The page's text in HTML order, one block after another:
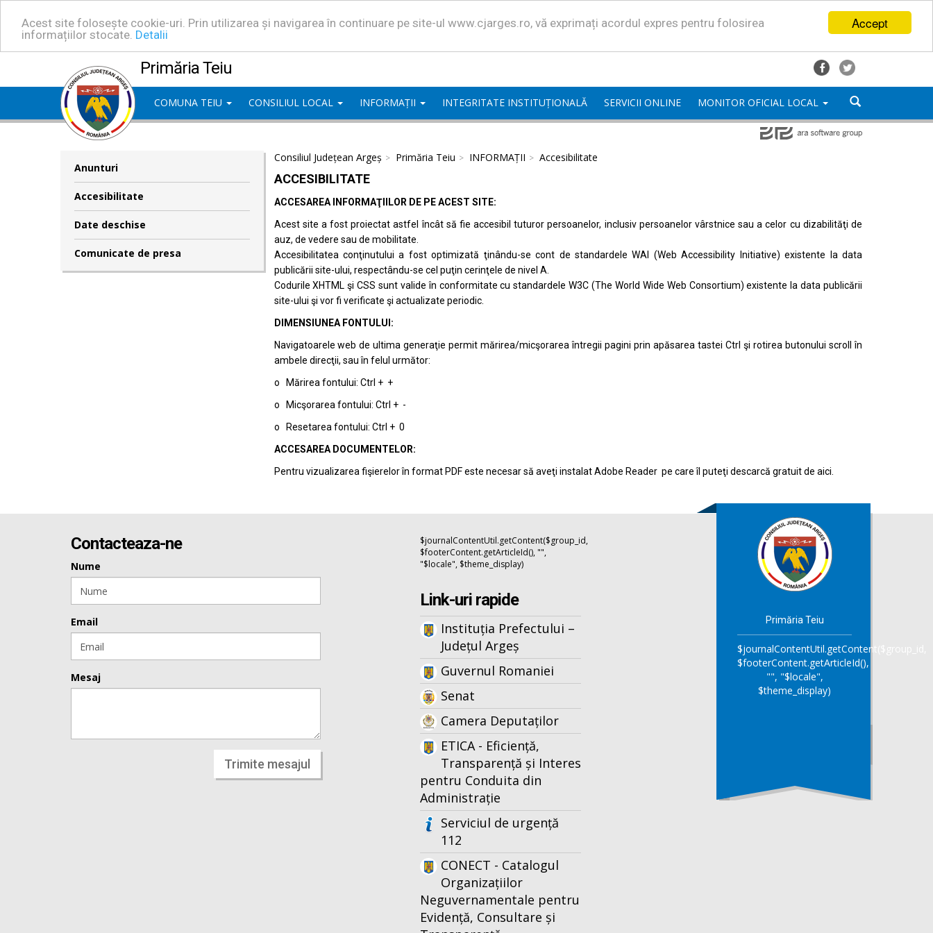
Accept
Acest site folosește cookie-uri. Prin utilizarea și navigarea în continuare pe site-ul www.cjarges.ro, vă exprimați acordul expres pentru folosirea
informațiilor stocate. Detalii
Primăria Teiu
COMUNA TEIU CONSILIUL LOCAL INFORMAȚII INTEGRITATE INSTITUȚIONALĂ SERVICII ONLINE MONITOR OFICIAL LOCAL
Anunturi
Accesibilitate
Date deschise
Comunicate de presa
Consiliul Județean Argeș Primăria Teiu INFORMAȚII Accesibilitate
ACCESIBILITATE
ACCESAREA INFORMAŢIILOR DE PE ACEST SITE:
Acest site a fost proiectat astfel încât să fie accesibil tuturor persoanelor, inclusiv persoanelor vârstnice sau a celor cu dizabilităţi de
auz, de vedere sau de mobilitate.
Accesibilitatea conţinutului a fost optimizată ţinându-se cont de standardeleWAI (Web Accessibility Initiative) existente la data
publicării site-ului, respectându-se cel puţin cerinţele de nivel A.
Codurile XHTML şi CSS sunt valide în conformitate cu standardeleW3C (The World Wide Web Consortium) existente la data publicării
site-ului şi vor fi verificate şi actualizate periodic.
DIMENSIUNEA FONTULUI:
Navigatoarele web de ultima generaţie permit mărirea/micşorarea întregii pagini prin apăsarea tastei Ctrl şi rotirea butonului scroll în
ambele direcţii, sau în felul următor:
o Mărirea fontului: Ctrl + +
o Micşorarea fontului: Ctrl + -
o Resetarea fontului: Ctrl + 0
ACCESAREA DOCUMENTELOR:
Pentru vizualizarea fişierelor în format PDF este necesar să aveţi instalat Adobe Reader pe care îl puteţi descarcă gratuit de aici.
Contacteaza-ne
Nume
Email
Mesaj
Trimite mesajul
$journalContentUtil.getContent($group_id,
$footerContent.getArticleId(), "",
"$locale", $theme_display)
Link-uri rapide
Instituția Prefectului –
Județul Argeș
Guvernul Romaniei
Senat
Camera Deputaților
ETICA - Eficiență,
Transparență și Interes
pentru Conduita din
Administrație
Serviciul de urgență
112
CONECT - Catalogul
Organizațiilor
Neguvernamentale pentru
Evidență, Consultare și
Primăria Teiu
$journalContentUtil.getContent($group_id,
$footerContent.getArticleId(),
"", "$locale",
$theme_display)